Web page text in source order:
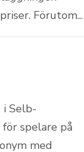
Förutom...
i Selb-
spelare på
med